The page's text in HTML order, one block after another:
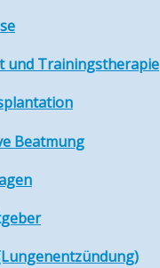
und Trainingstherapie
Beatmung